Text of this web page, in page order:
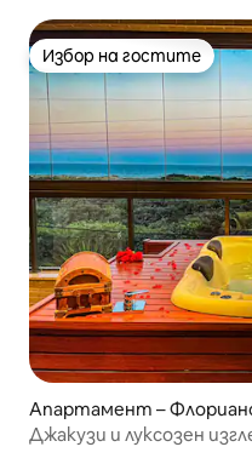
Избор на гостите
Избор на гостите
Апартамент –
Джакузи и луксозен